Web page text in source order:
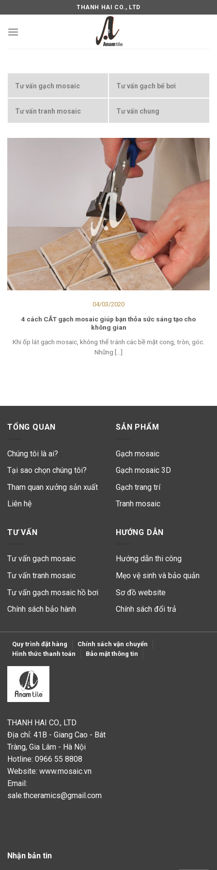
to
content
THANH HAI CO., LTD
Tư vấn gạch mosaic Tư vấn gạch bể bơi
Tư vấn tranh mosaic Tư vấn chung
04/03/2020
4 cách CẮT gạch mosaic giúp bạn thỏa sức sáng tạo cho
không gian
Khi ốp lát gạch mosaic, không thể tránh các bề mặt cong, tròn, góc.
Những [...]
TỔNG QUAN
Chúng tôi là ai?
Tại sao chọn chúng tôi?
Tham quan xưởng sản xuất
Liên hệ
SẢN PHẨM
Gạch mosaic
Gạch mosaic 3D
Gạch trang trí
Tranh mosaic
TƯ VẤN
Tư vấn gạch mosaic
Tư vấn tranh mosaic
Tư vấn gạch mosaic hồ bơi
Chính sách bảo hành
HƯỚNG DẪN
Hướng dẫn thi công
Mẹo vệ sinh và bảo quản
Sơ đồ website
Chính sách đổi trả
Quy trình đặt hàng
Chính sách vận chuyển
Hình thức thanh toán
Bảo mật thông tin
THANH HAI CO., LTD
Địa chỉ: 41B - Giang Cao - Bát
Tràng, Gia Lâm - Hà Nội
Hotline: 0966 55 8808
Website: www.mosaic.vn
Email:
sale.thceramics@gmail.com
Nhận bản tin